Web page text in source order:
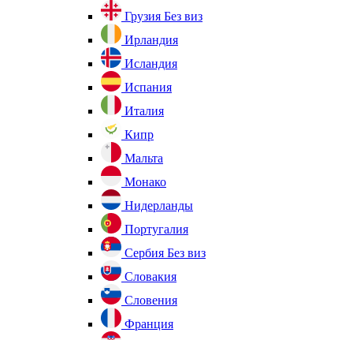
Грузия Без виз
Ирландия
Исландия
Испания
Италия
Кипр
Мальта
Монако
Нидерланды
Португалия
Сербия Без виз
Словакия
Словения
Франция